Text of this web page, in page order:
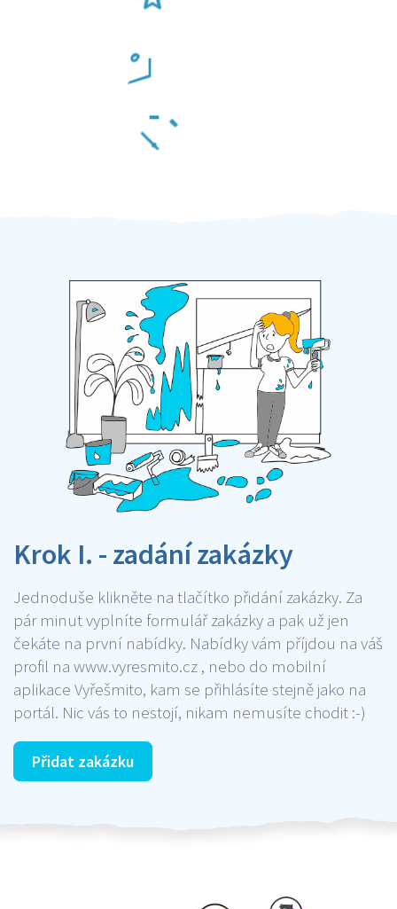
Krok I. - zadání zakázky
Jednoduše klikněte na tlačítko přidání zakázky. Za
pár minut vyplníte formulář zakázky a pak už jen
čekáte na první nabídky. Nabídky vám příjdou na váš
profil na www.vyresmito.cz , nebo do mobilní
aplikace Vyřešmito, kam se přihlásíte stejně jako na
portál. Nic vás to nestojí, nikam nemusíte chodit :-)
Přidat zakázku